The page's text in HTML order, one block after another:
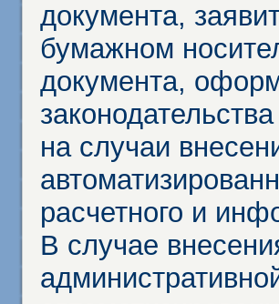
документа,
бумажном
документа,
на случаи
расчетного и
В случае